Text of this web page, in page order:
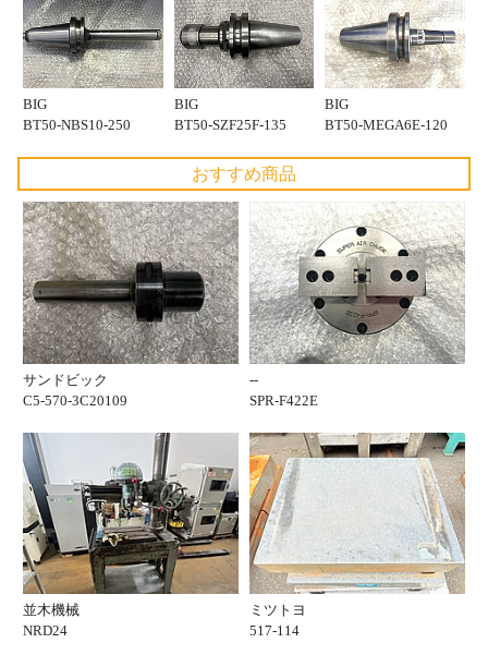
BIG
BT50-NBS10-250
BIG
BT50-SZF25F-135
BIG
BT50-MEGA6E-120
おすすめ商品
サンドビック
C5-570-3C20109
--
SPR-F422E
並木機械
NRD24
ミツトヨ
517-114